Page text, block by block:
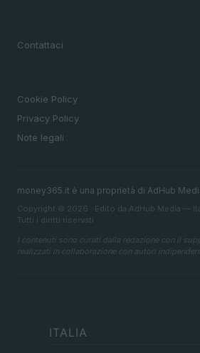
Contattaci
Cookie Policy
Privacy Policy
Note legali
money365.it è una proprietà di AdHub
Copyright © 2026 · Edito da AdHub Media —
Tutti i diritti riservati
I contenuti sono curati dalla redazione con il
realizzati in collaborazione con autori
ITALIA